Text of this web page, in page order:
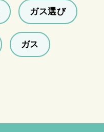
ガス選び
ガス